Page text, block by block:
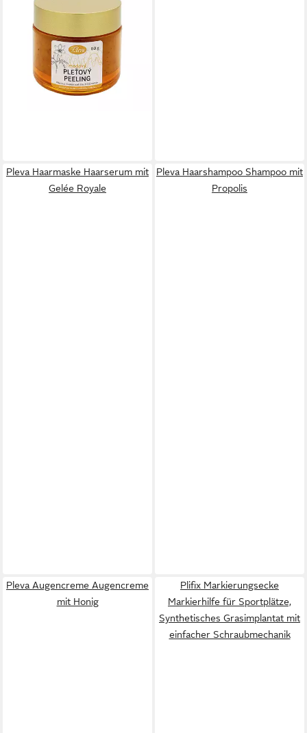
mit Honig und Salz
17,79 €
(355,80 €/ 1 kg)
lieferbar - in 7-9 Werktagen bei dir
Pleva Haarmaske Haarserum mit
Gelée Royale
Pleva Haarshampoo Shampoo mit
Propolis
Pleva Augencreme Augencreme
mit Honig
Plifix Markierungsecke
Markierhilfe für Sportplätze,
Synthetisches Grasimplantat mit
einfacher Schraubmechanik